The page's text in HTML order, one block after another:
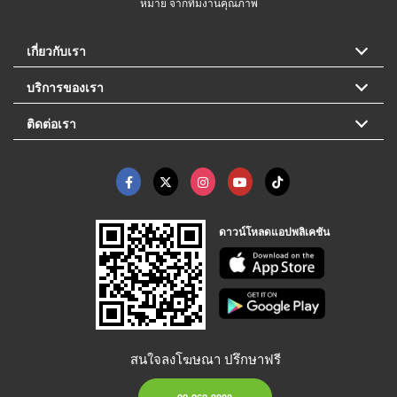
เกี่ยวกับเรา
บริการของเรา
ติดต่อเรา
ดาวน์โหลดแอปพลิเคชัน
สนใจลงโฆษณา ปรึกษาฟรี